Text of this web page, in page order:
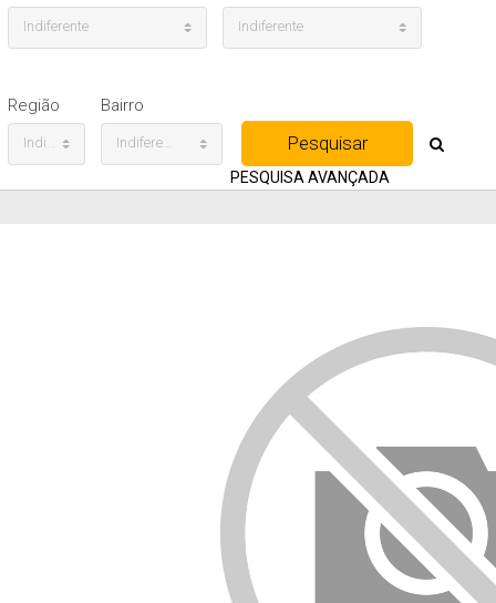
Indiferente Indiferente
Região
Indiferente
Bairro
Indiferente
PESQUISA AVANÇADA